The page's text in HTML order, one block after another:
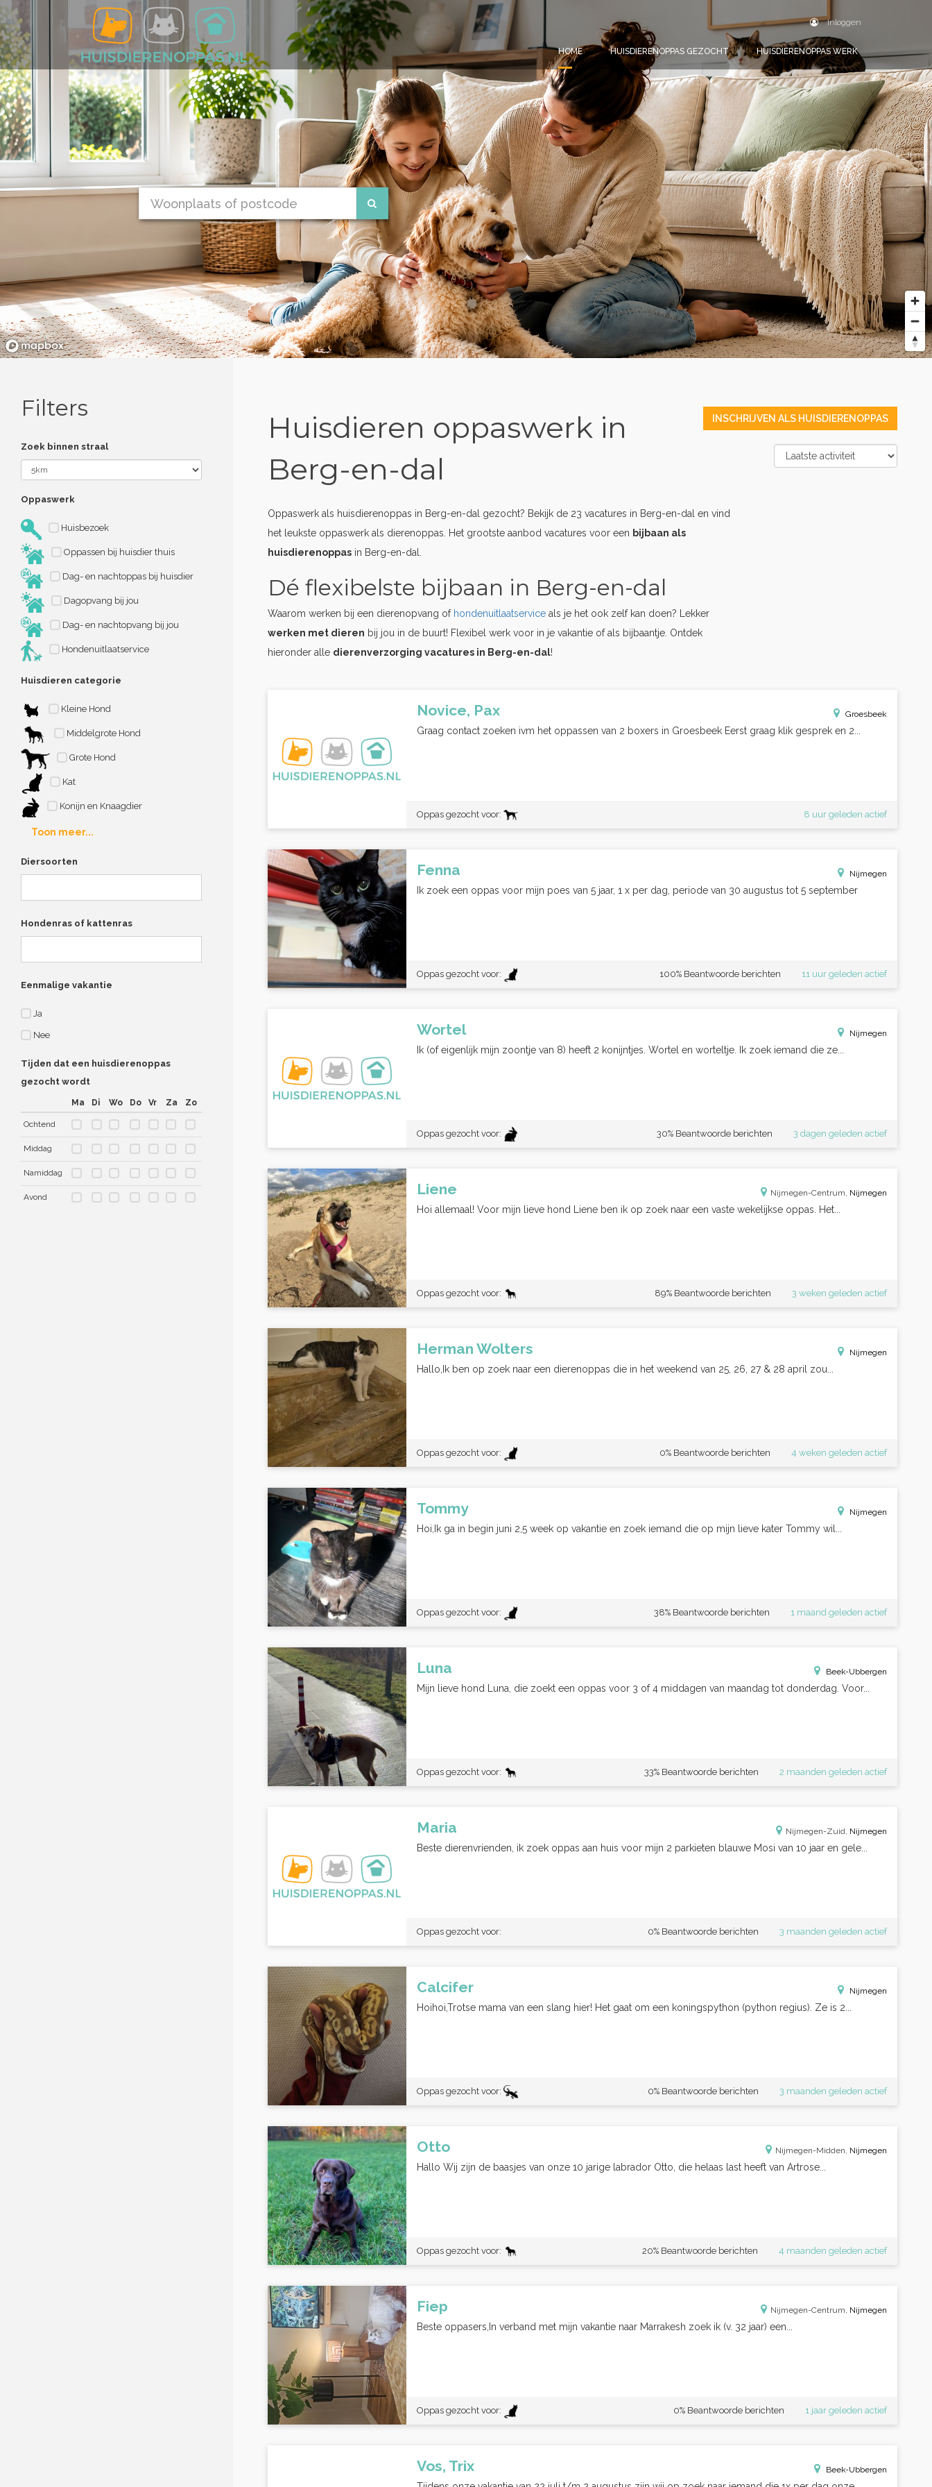
Inloggen
HOME HUISDIERENOPPAS GEZOCHT HUISDIERENOPPAS WERK
Filters
Zoek binnen straal
Oppaswerk
Huisbezoek
Oppassen bij huisdier thuis
Dag- en nachtoppas bij huisdier
Dagopvang bij jou
Dag- en nachtopvang bij jou
Hondenuitlaatservice
Huisdieren categorie
Kleine Hond
Middelgrote Hond
Grote Hond
Kat
Konijn en Knaagdier
Toon meer...
Diersoorten
Hondenras of kattenras
Eenmalige vakantie
Ja
Nee
Tijden dat een huisdierenoppas
gezocht wordt
Ma Di Wo Do Vr Za Zo
Ochtend
Middag
Namiddag
Avond
Huisdieren oppaswerk in
Berg-en-dal
Oppaswerk als huisdierenoppas in Berg-en-dal gezocht? Bekijk de 23 vacatures in Berg-en-dal en vind
het leukste oppaswerk als dierenoppas. Het grootste aanbod vacatures voor een bijbaan als
huisdierenoppas in Berg-en-dal.
Dé flexibelste bijbaan in Berg-en-dal
Waarom werken bij een dierenopvang of hondenuitlaatservice als je het ook zelf kan doen? Lekker
werken met dieren bij jou in de buurt! Flexibel werk voor in je vakantie of als bijbaantje. Ontdek
hieronder alle dierenverzorging vacatures in Berg-en-dal!
INSCHRIJVEN ALS HUISDIERENOPPAS
Novice, Pax Groesbeek
Graag contact zoeken ivm het oppassen van 2 boxers in Groesbeek Eerst graag klik gesprek en 2...
Oppas gezocht voor: 8 uur geleden actief
Fenna Nijmegen
Ik zoek een oppas voor mijn poes van 5 jaar, 1 x per dag, periode van 30 augustus tot 5 september
Oppas gezocht voor: 11 uur geleden actief
100% Beantwoorde berichten
Wortel Nijmegen
Ik (of eigenlijk mijn zoontje van 8) heeft 2 konijntjes. Wortel en worteltje. Ik zoek iemand die ze...
Oppas gezocht voor: 3 dagen geleden actief
30% Beantwoorde berichten
Liene Nijmegen-Centrum, Nijmegen
Hoi allemaal! Voor mijn lieve hond Liene ben ik op zoek naar een vaste wekelijkse oppas. Het...
Oppas gezocht voor: 3 weken geleden actief
89% Beantwoorde berichten
Herman Wolters Nijmegen
Hallo,Ik ben op zoek naar een dierenoppas die in het weekend van 25, 26, 27 & 28 april zou...
Oppas gezocht voor: 4 weken geleden actief
0% Beantwoorde berichten
Tommy Nijmegen
Hoi,Ik ga in begin juni 2,5 week op vakantie en zoek iemand die op mijn lieve kater Tommy wil...
Oppas gezocht voor: 1 maand geleden actief
38% Beantwoorde berichten
Luna Beek-Ubbergen
Mijn lieve hond Luna, die zoekt een oppas voor 3 of 4 middagen van maandag tot donderdag. Voor...
Oppas gezocht voor: 2 maanden geleden actief
33% Beantwoorde berichten
Maria Nijmegen-Zuid, Nijmegen
Beste dierenvrienden, ik zoek oppas aan huis voor mijn 2 parkieten blauwe Mosi van 10 jaar en gele...
Oppas gezocht voor: 3 maanden geleden actief
0% Beantwoorde berichten
Calcifer Nijmegen
Hoihoi,Trotse mama van een slang hier! Het gaat om een koningspython (python regius). Ze is 2...
Oppas gezocht voor: 3 maanden geleden actief
0% Beantwoorde berichten
Otto Nijmegen-Midden, Nijmegen
Hallo Wij zijn de baasjes van onze 10 jarige labrador Otto, die helaas last heeft van Artrose...
Oppas gezocht voor: 4 maanden geleden actief
20% Beantwoorde berichten
Fiep Nijmegen-Centrum, Nijmegen
Beste oppasers,In verband met mijn vakantie naar Marrakesh zoek ik (v. 32 jaar) een...
Oppas gezocht voor: 1 jaar geleden actief
0% Beantwoorde berichten
Vos, Trix Beek-Ubbergen